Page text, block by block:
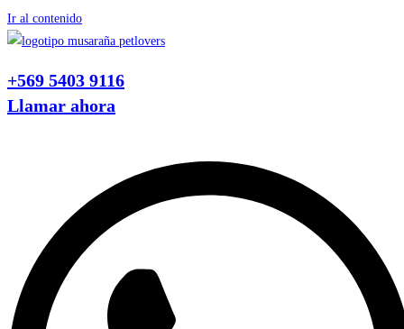
Ir al contenido
+569 5403 9116
Llamar ahora